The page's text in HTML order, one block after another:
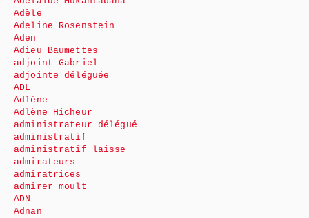
Adèle
Adeline Rosenstein
Aden
Adieu Baumettes
adjoint Gabriel
adjointe déléguée
ADL
Adlène
Adlène Hicheur
administrateur délégué
administratif
administratif laisse
admirateurs
admiratrices
admirer moult
ADN
Adnan